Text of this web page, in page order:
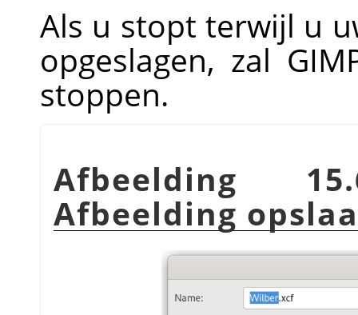
Als u stopt terwijl u
opgeslagen, zal
stoppen.
Afbeelding
Afbeelding